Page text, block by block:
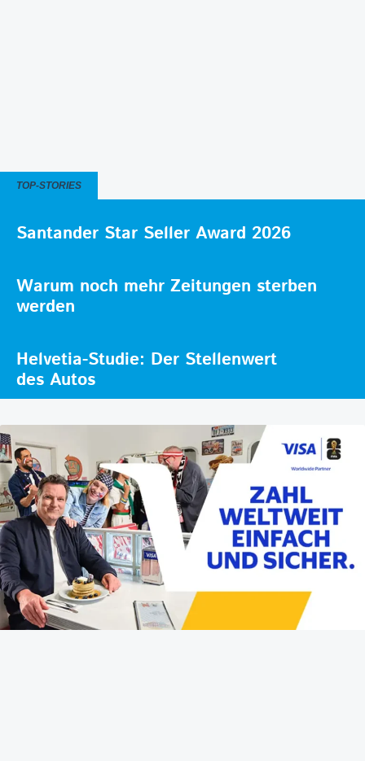
TOP-STORIES
Santander Star Seller Award 2026
Warum noch mehr Zeitungen sterben
werden
Helvetia-Studie: Der Stellenwert
des Autos